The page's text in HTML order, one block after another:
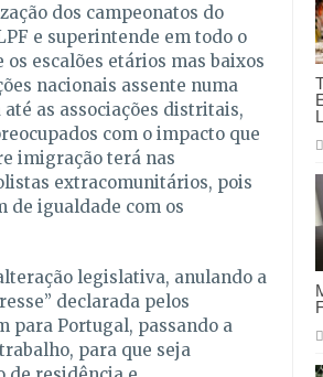
dos campeonatos do
e superintende em todo o
escalões etários mas baixos
nacionais assente numa
as associações distritais,
com o impacto que
imigração terá nas
extracomunitários, pois
de igualdade com os
legislativa, anulando a
declarada pelos
para Portugal, passando a
para que seja